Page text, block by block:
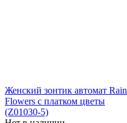
Женский зонтик автомат Rain
Flowers с платком цветы
(Z01030-5)